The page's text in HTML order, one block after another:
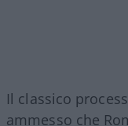
Il classico
ammesso che